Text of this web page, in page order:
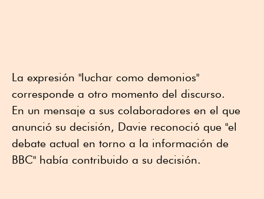
La expresión "luchar como demonios"
corresponde a otro momento del discurso.
En un mensaje a sus colaboradores en el que
anunció su decisión, Davie reconoció que "el
debate actual en torno a la información de
BBC" había contribuido a su decisión.